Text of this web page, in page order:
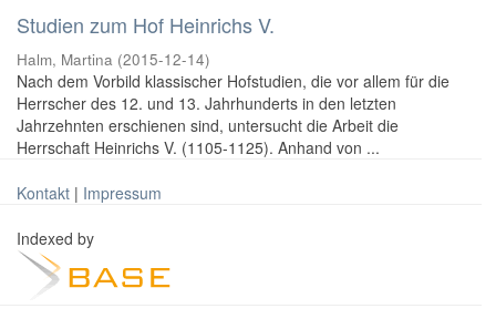
Studien zum Hof Heinrichs V.
Halm, Martina (2015-12-14)
Nach dem Vorbild klassischer Hofstudien, die vor allem für die
Herrscher des 12. und 13. Jahrhunderts in den letzten
Jahrzehnten erschienen sind, untersucht die Arbeit die
Herrschaft Heinrichs V. (1105-1125). Anhand von ...
Kontakt | Impressum
Indexed by